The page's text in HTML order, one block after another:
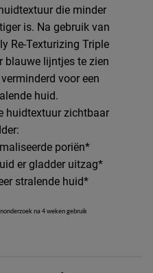
die minder
is. Na gebruik van
Re-Texturizing Triple
blauwe lijntjes te zien
voor een
huid.
huidtextuur zichtbaar
poriën*
er gladder uitzag*
stralende huid*
na 4 weken gebruik